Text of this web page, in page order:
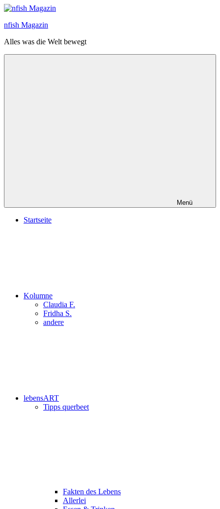
Zum
springen
nfish Magazin
Alles was die Welt bewegt
Menü
Startseite
Kolumne
Claudia F.
Fridha S.
andere
lebensART
Tipps querbeet
Fakten des Lebens
Allerlei